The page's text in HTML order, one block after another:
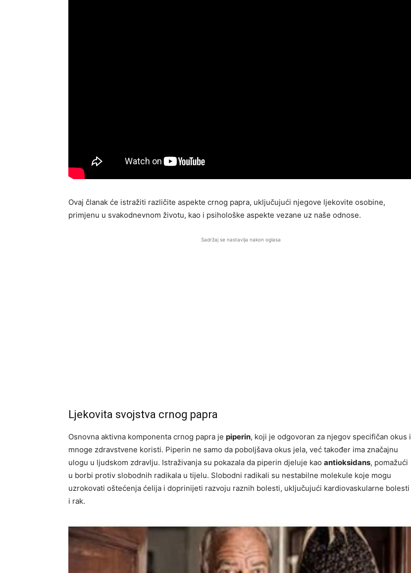
Ovaj članak će istražiti različite aspekte crnog papra, uključujući njegove ljekovite osobine,
primjenu u svakodnevnom životu, kao i psihološke aspekte vezane uz naše odnose.
Sadržaj se nastavlja nakon oglasa
Ljekovita svojstva crnog papra
Osnovna aktivna komponenta crnog papra je piperin, koji je odgovoran za njegov specifičan okus i
mnoge zdravstvene koristi. Piperin ne samo da poboljšava okus jela, već također ima značajnu
ulogu u ljudskom zdravlju. Istraživanja su pokazala da piperin djeluje kao antioksidans, pomažući
u borbi protiv slobodnih radikala u tijelu. Slobodni radikali su nestabilne molekule koje mogu
uzrokovati oštećenja ćelija i doprinijeti razvoju raznih bolesti, uključujući kardiovaskularne bolesti
i rak.